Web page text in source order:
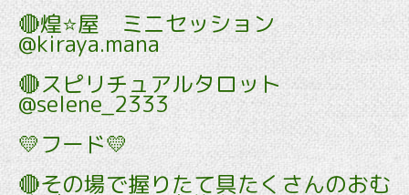
🔴煌⭐️屋 ミニセッション
@kiraya.mana
🔴スピリチュアルタロット
@selene_2333
💛フード💛
🔴その場で握りたて具たくさんのおむ